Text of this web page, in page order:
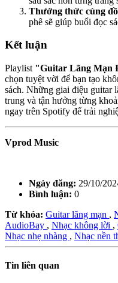
Thưởng thức cùng
phê sẽ giúp buổi đọc
Kết luận
Playlist "Guitar Lãng Mạn
chọn tuyệt vời để bạn tạo
sách. Những giai điệu guitar
trung và tận hưởng từng
ngay trên Spotify để trải
Vprod Music
Ngày đăng: 29/10/
Bình luận: 0
Từ khóa: Guitar lãng mạn ,
AudioBay , Nhạc không lời ,
Nhạc nhẹ nhàng , Nhạc nền
Tin liên quan